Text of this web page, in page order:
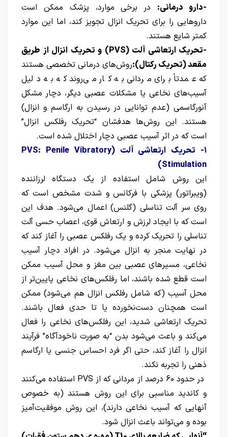
-دارو درمانی: در برخی موارد، پزشک ممکن است
داروهایی را برای تحریک انزال تجویز کند، اما این موارد
کمتر شایع هستند.
-تحریک ارتعاشی آلت (PVS) و تحریک انزال از طریق
مقعد (تحریک رکتال):روش‌های درمانی تخصصی هستند
که عمدتاً برای مردانی به کار می‌روند که به دلیل
آسیب‌های نخاعی یا مشکلات عصبی دیگر، دچار مشکل
آنورگاسمی (عدم توانایی در رسیدن به ارگاسم و انزال)
هستند. این روش‌ها هدفشان “تحریک رفلکس انزال”
است که در اثر آسیب عصبی دچار اختلال شده است.
۱- تحریک ارتعاشی آلت (PVS: Penile Vibratory
Stimulation)
این روش شامل استفاده از یک دستگاه لرزاننده
(ویبراتور) پزشکی با فرکانس و شدت مشخص است که
روی سر آلت تناسلی (گلنس) اعمال می‌شود. هدف این
است که با ایجاد لرزش و ارتعاش قوی، اعصاب حسی آلت
تناسلی را تحریک کرده و یک رفلکس عصبی را آغاز کند که
در نهایت منجر به انزال می‌شود. در افراد دچار آسیب
نخاعی، مسیرهای عصبی بین مغز و محل آسیب ممکن
است قطع شده باشند، اما رفلکس‌های نخاعی پایین‌تر از
محل آسیب (که شامل رفلکس انزال هم می‌شود) ممکن
است همچنان دست‌نخورده یا تا حدی فعال باشند.
تحریک ارتعاشی شدید، این رفلکس‌های نخاعی را فعال
می‌کند و باعث می‌شود بدن “به صورت ناخودآگاه” فرآیند
انزال را آغاز کند، حتی اگر فرد احساس جنسی یا ارگاسم
ذهنی را تجربه نکند.
در حدود 60 درصد از مردانی که از PVS استفاده می‌کنند
و کاندید مناسبی برای این روش هستند (به خصوص
آنهایی که آسیب نخاعی دارند)، این روش موفقیت‌آمیز
بوده و می‌تواند باعث انزال شود.